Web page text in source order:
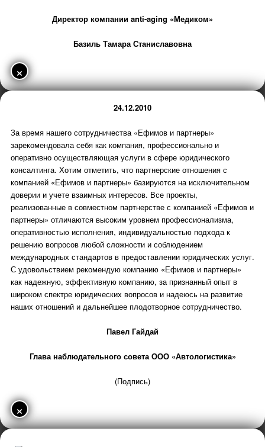
Директор компании anti-aging «Медиком»
Базиль Тамара Станиславовна
×
24.12.2010
За время нашего сотрудничества «Ефимов и партнеры»
зарекомендовала себя как компания, профессионально и
оперативно осуществляющая услуги в сфере юридического
консалтинга. Хотим отметить, что партнерские отношения с
компанией «Ефимов и партнеры» базируются на исключительном
доверии и учете взаимных интересов. Все проекты,
реализованные в совместном партнерстве с компанией «Ефимов и
партнеры» отличаются высоким уровнем профессионализма,
оперативностью исполнения, индивидуальностью подхода к
решению вопросов любой сложности и соблюдением
международных стандартов в предоставлении юридических услуг.
С удовольствием рекомендую компанию «Ефимов и партнеры»
как надежную, эффективную компанию, за признанный опыт в
широком спектре юридических вопросов и надеюсь на развитие
наших отношений и дальнейшее плодотворное сотрудничество.
Павел Гайдай
Глава наблюдательного совета ООО «Автологистика»
(Подпись)
×